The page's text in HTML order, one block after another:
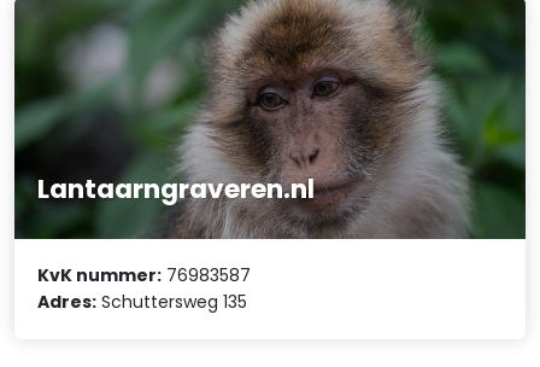
Lantaarngraveren.nl
KvK nummer: 76983587
Adres: Schuttersweg 135